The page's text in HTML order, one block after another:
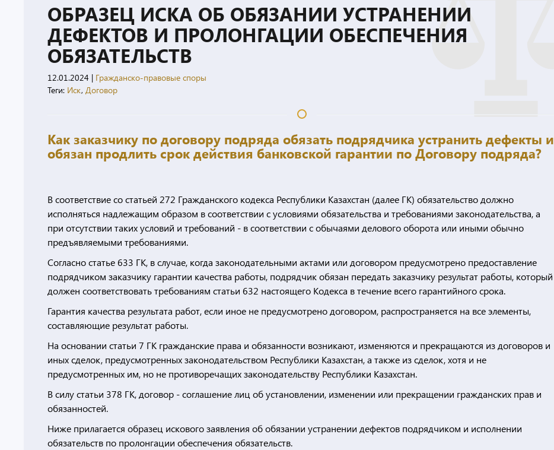
ОБРАЗЕЦ ИСКА ОБ ОБЯЗАНИИ УСТРАНЕНИИ
ДЕФЕКТОВ И ПРОЛОНГАЦИИ ОБЕСПЕЧЕНИЯ
ОБЯЗАТЕЛЬСТВ
12.01.2024 | Гражданско-правовые споры
Теги: Иск, Договор
Как заказчику по договору подряда обязать подрядчика устранить дефекты и
обязан продлить срок действия банковской гарантии по Договору подряда?
В соответствие со статьей 272 Гражданского кодекса Республики Казахстан (далее ГК) обязательство должно
исполняться надлежащим образом в соответствии с условиями обязательства и требованиями законодательства, а
при отсутствии таких условий и требований - в соответствии с обычаями делового оборота или иными обычно
предъявляемыми требованиями.
Согласно статье 633 ГК, в случае, когда законодательными актами или договором предусмотрено предоставление
подрядчиком заказчику гарантии качества работы, подрядчик обязан передать заказчику результат работы, который
должен соответствовать требованиям статьи 632 настоящего Кодекса в течение всего гарантийного срока.
Гарантия качества результата работ, если иное не предусмотрено договором, распространяется на все элементы,
составляющие результат работы.
На основании статьи 7 ГК гражданские права и обязанности возникают, изменяются и прекращаются из договоров и
иных сделок, предусмотренных законодательством Республики Казахстан, а также из сделок, хотя и не
предусмотренных им, но не противоречащих законодательству Республики Казахстан.
В силу статьи 378 ГК, договор - соглашение лиц об установлении, изменении или прекращении гражданских прав и
обязанностей.
Ниже прилагается образец искового заявления об обязании устранении дефектов подрядчиком и исполнении
обязательств по пролонгации обеспечения обязательств.